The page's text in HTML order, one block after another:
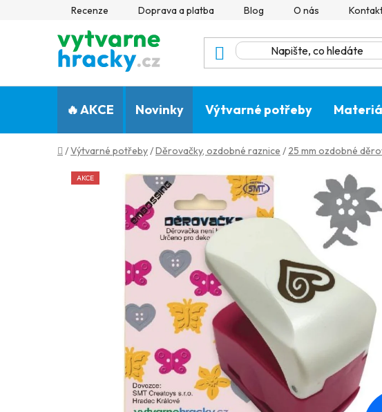
Recenze Doprava a platba Blog O nás
🔥 AKCE Novinky Výtvarné potřeby
Domů
/Výtvarné potřeby/Děrovačky, ozdobné raznice / 25 mm ozdobné
AKCE